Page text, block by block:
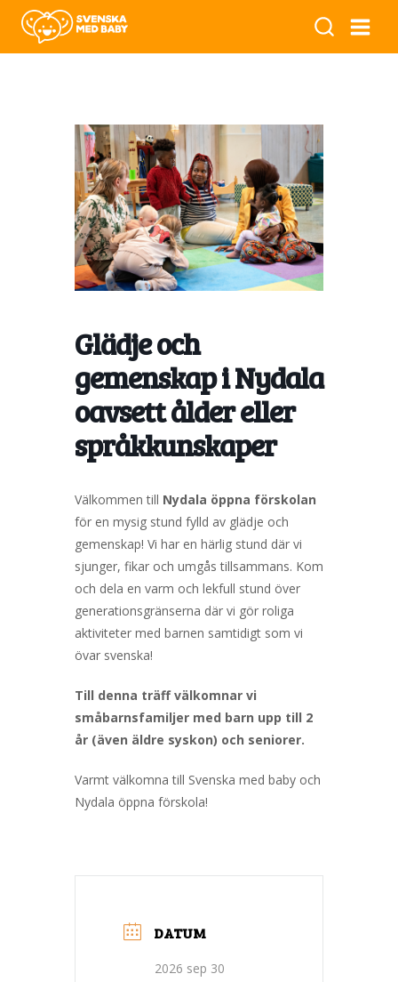
Glädje och
gemenskap i Nydala
oavsett ålder eller
språkkunskaper
Välkommen till Nydala öppna förskolan
för en mysig stund fylld av glädje och
gemenskap! Vi har en härlig stund där vi
sjunger, fikar och umgås tillsammans. Kom
och dela en varm och lekfull stund över
generationsgränserna där vi gör roliga
aktiviteter med barnen samtidigt som vi
övar svenska!
Till denna träff välkomnar vi
småbarnsfamiljer med barn upp till 2
år (även äldre syskon) och seniorer.
Varmt välkomna till Svenska med baby och
Nydala öppna förskola!
DATUM
2026 sep 30